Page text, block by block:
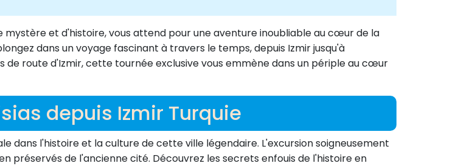
mystère et d'histoire, vous attend pour une aventure inoubliable au cœur de la
dans un voyage fascinant à travers le temps, depuis Izmir jusqu'à
de route d'Izmir, cette tournée exclusive vous emmène dans un périple au cœur
depuis Izmir Turquie
dans l'histoire et la culture de cette ville légendaire. L'excursion soigneusement
préservés de l'ancienne cité. Découvrez les secrets enfouis de l'histoire en